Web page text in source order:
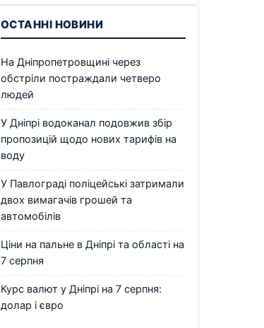
ОСТАННІ НОВИНИ
На Дніпропетровщині через
обстріли постраждали четверо
людей
У Дніпрі водоканал подовжив збір
пропозицій щодо нових тарифів на
воду
У Павлограді поліцейські затримали
двох вимагачів грошей та
автомобілів
Ціни на пальне в Дніпрі та області на
7 серпня
Курс валют у Дніпрі на 7 серпня:
долар і євро